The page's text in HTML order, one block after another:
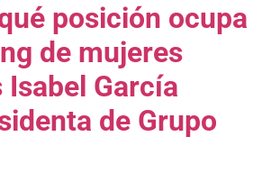
posición ocupa
de mujeres
Isabel García
de Grupo